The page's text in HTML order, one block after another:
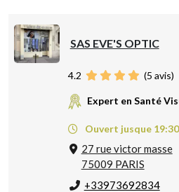
SAS EVE'S OPTIC
4.2 (5 avis)
Expert en Santé
Ouvert jusque 19:30
27 rue victor masse
75009 PARIS
+33973692834